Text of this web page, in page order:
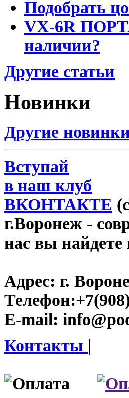
Подобрать
VX-6R
наличии?
Другие статьи
Новинки
Другие
Вступай
в наш клуб
ВКОНТАКТЕ
г.Воронеж -
нас вы найдете
Адрес: г.
Телефон:
E-mail:
Контакты |